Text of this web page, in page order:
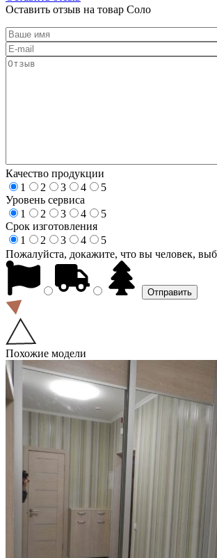
Оставить отзыв на товар Соло
Качество продукции
1
2 3 4
5
Уровень сервиса
1
2 3 4
5
Срок изготовления
1
2 3 4
5
Пожалуйста, докажите, что вы человек,
Похожие модели